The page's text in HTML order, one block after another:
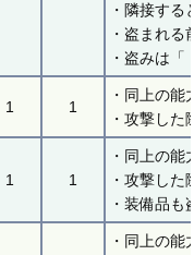
・隣接す
・盗まれる
・盗みは「
1 1
・同上の能
・攻撃し
1 1
・同上の能
・攻撃した
・装備品
・同上の能